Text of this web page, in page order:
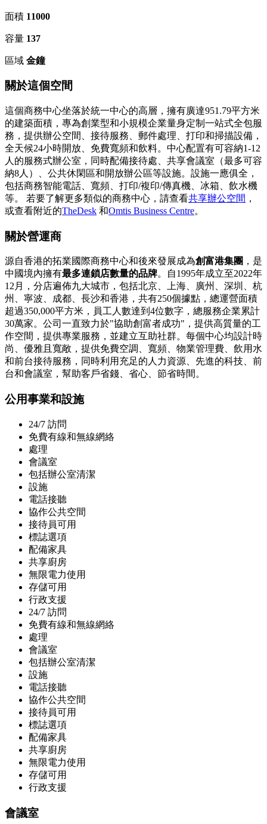
面積 11000
容量 137
區域 金鐘
關於這個空間
這個商務中心坐落於統一中心的高層，擁有廣達951.79平方米
的建築面積，專為創業型和小規模企業量身定制一站式全包服
務，提供辦公空間、接待服務、郵件處理、打印和掃描設備，
全天候24小時開放、免費寬頻和飲料。中心配置有可容納1-12
人的服務式辦公室，同時配備接待處、共享會議室（最多可容
納8人）、公共休閑區和開放辦公區等設施。設施一應俱全，
包括商務智能電話、寬頻、打印/複印/傳真機、冰箱、飲水機
等。 若要了解更多類似的商務中心，請查看共享辦公空間 ，
或查看附近的TheDesk 和Omtis Business Centre。
關於營運商
源自香港的拓業國際商務中心和後來發展成為創富港集團 ，是
中國境內擁有最多連鎖店數量的品牌。自1995年成立至2022年
12月，分店遍佈九大城市，包括北京、上海、廣州、深圳、杭
州、寧波、成都、長沙和香港，共有250個據點，總運營面積
超過350,000平方米，員工人數達到4位數字，總服務企業累計
30萬家。公司一直致力於"協助創富者成功"，提供高質量的工
作空間，提供專業服務，並建立互助社群。每個中心均設計時
尚、優雅且寬敞，提供免費空調、寬頻、物業管理費、飲用水
和前台接待服務，同時利用充足的人力資源、先進的科技、前
台和會議室，幫助客戶省錢、省心、節省時間。
公用事業和設施
24/7 訪問
免費有線和無線網絡
處理
會議室
包括辦公室清潔
設施
電話接聽
協作公共空間
接待員可用
標誌選項
配備家具
共享廚房
無限電力使用
存儲可用
行政支援
24/7 訪問
免費有線和無線網絡
處理
會議室
包括辦公室清潔
設施
電話接聽
協作公共空間
接待員可用
標誌選項
配備家具
共享廚房
無限電力使用
存儲可用
行政支援
會議室